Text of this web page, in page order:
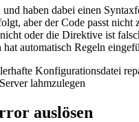
haben dabei einen
aber der Code passt
oder die Direktive ist
automatisch Regeln
lahmzulegen
auslösen